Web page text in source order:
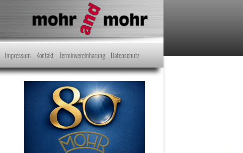
Impressum Kontakt Terminvereinbarung Datenschutz